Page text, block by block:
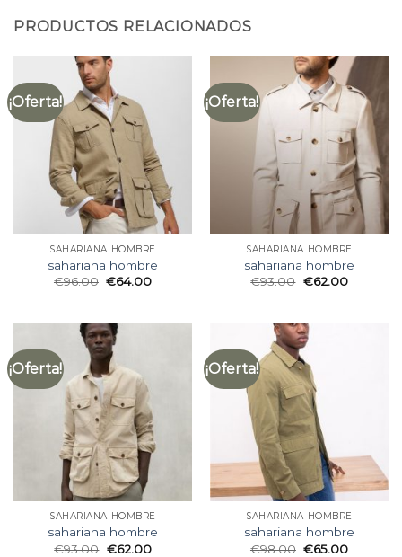
PRODUCTOS RELACIONADOS
¡Oferta!
SAHARIANA HOMBRE
sahariana hombre
€96.00 €64.00
¡Oferta!
SAHARIANA HOMBRE
sahariana hombre
€93.00 €62.00
¡Oferta!
SAHARIANA HOMBRE
sahariana hombre
€93.00 €62.00
¡Oferta!
SAHARIANA HOMBRE
sahariana hombre
€98.00 €65.00